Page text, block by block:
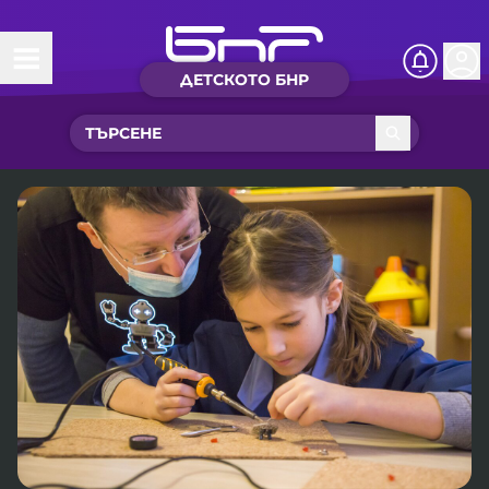
ДЕТСКОТО БНР
Начало
Какво ново?
Рубрики с вълшебства
Детско радио
Чуйте
Новините на детски език
Приказки
Песнички
Искри
Интересен архив
Нашите гости